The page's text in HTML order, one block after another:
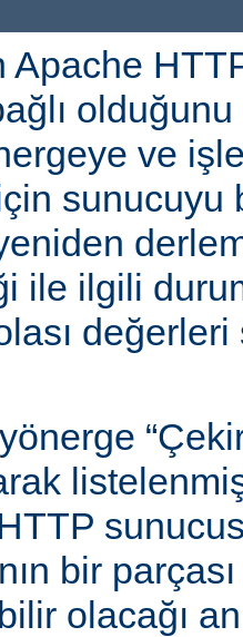
Apache
ve
sunucuyu
ile ilgili
değerleri
bir
olacağı